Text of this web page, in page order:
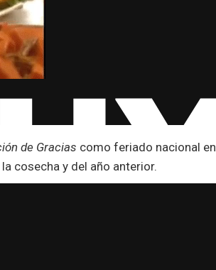
de Gracias como feriado nacional en
cosecha y del año anterior.